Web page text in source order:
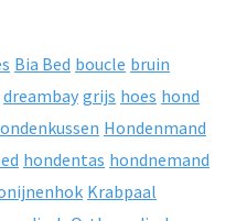
Bia Bed boucle bruin
dreambay grijs hoes hond
Hondenmand
hondentas hondnemand
Krabpaal